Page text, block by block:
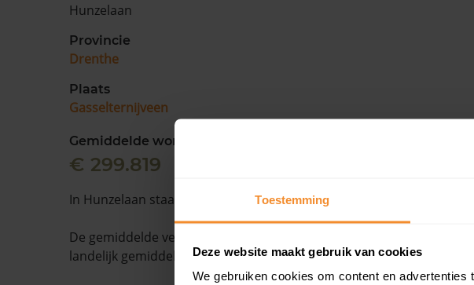
Toestemming
Deze website maakt gebruik van cookies
We gebruiken cookies om content en
Hunzelaan
Provincie
Drenthe
Plaats
Gasselternijveen
Gemiddelde woningwaarde
€ 299.819
In Hunzelaan staan 10 woningen.
De gemiddelde verkooptijd is 45 dagen. Dit ligt ruim boven het
landelijk gemiddelde van 15 dagen.